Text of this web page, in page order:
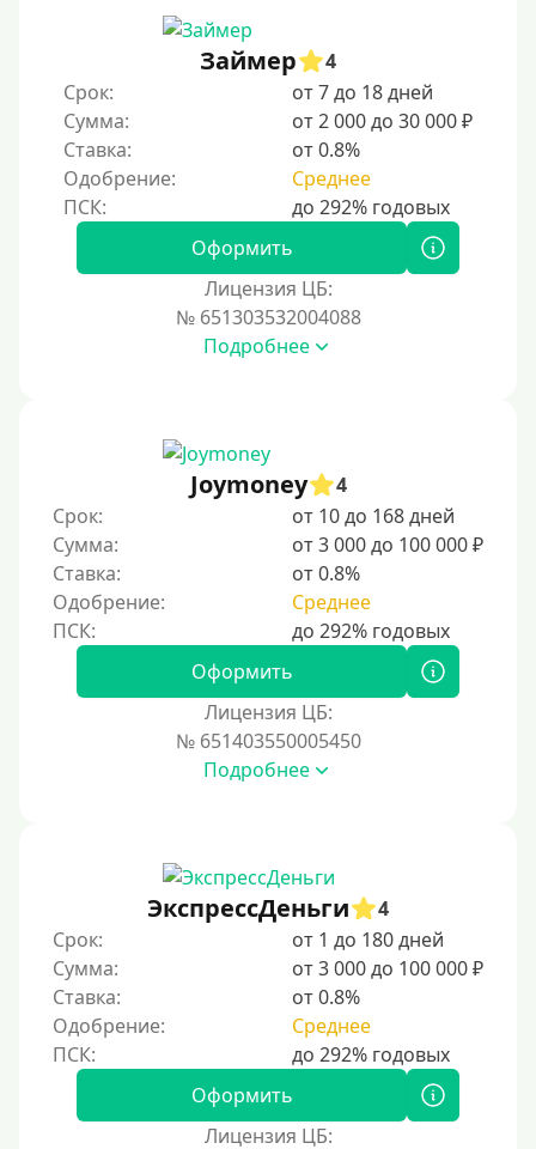
Без подтверждения дохода
Без справок и поручителей
Без посредников
Процент
С пролонгацией (продлением)
Под высокий процент
С ежемесячным платежом
Под низкий процент
Без процентов
Первый займ без процентов
Без процентов на 30 дней
С возможностью частичного погашения
Надежные
Без обмана
Без предоплат
Без электронной почты
С автоматическим одобрением
Без номера телефона
Займер
4
Срок:
от 7 до 18 дней
Сумма:
от 2 000 до 30 000 ₽
Ставка:
от 0.8%
Одобрение:
Среднее
Оформить
Лицензия ЦБ:
№ 651303532004088
Подробнее
Joymoney
4
Срок:
от 10 до 168 дней
Сумма:
от 3 000 до 100 000 ₽
Ставка:
от 0.8%
Одобрение:
Среднее
Оформить
Лицензия ЦБ:
№ 651403550005450
Подробнее
ЭкспрессДеньги
4
Срок:
от 1 до 180 дней
Сумма:
от 3 000 до 100 000 ₽
Ставка:
от 0.8%
Одобрение:
Среднее
Оформить
Лицензия ЦБ: